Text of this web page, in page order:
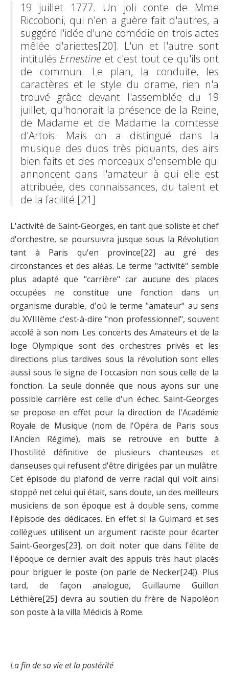
19 juillet 1777. Un joli conte de Mme
Riccoboni, qui n'en a guère fait d'autres, a
suggéré l'idée d'une comédie en trois actes
mêlée d'ariettes[20]. L'un et l'autre sont
intitulés Ernestine et c'est tout ce qu'ils ont
de commun. Le plan, la conduite, les
caractères et le style du drame, rien n'a
trouvé grâce devant l'assemblée du 19
juillet, qu'honorait la présence de la Reine,
de Madame et de Madame la comtesse
d'Artois. Mais on a distingué dans la
musique des duos très piquants, des airs
bien faits et des morceaux d'ensemble qui
annoncent dans l'amateur à qui elle est
attribuée, des connaissances, du talent et
de la facilité.[21]
L'activité de Saint-Georges, en tant que soliste et chef
d'orchestre, se poursuivra jusque sous la Révolution
tant à Paris qu'en province[22] au gré des
circonstances et des aléas. Le terme "activité" semble
plus adapté que "carrière" car aucune des places
occupées ne constitue une fonction dans un
organisme durable, d'où le terme "amateur" au sens
du XVIIIème c'est-à-dire "non professionnel", souvent
accolé à son nom. Les concerts des Amateurs et de la
loge Olympique sont des orchestres privés et les
directions plus tardives sous la révolution sont elles
aussi sous le signe de l'occasion non sous celle de la
fonction. La seule donnée que nous ayons sur une
possible carrière est celle d'un échec. Saint-Georges
se propose en effet pour la direction de l'Académie
Royale de Musique (nom de l'Opéra de Paris sous
l'Ancien Régime), mais se retrouve en butte à
l'hostilité définitive de plusieurs chanteuses et
danseuses qui refusent d'être dirigées par un mulâtre.
Cet épisode du plafond de verre racial qui voit ainsi
stoppé net celui qui était, sans doute, un des meilleurs
musiciens de son époque est à double sens, comme
l'épisode des dédicaces. En effet si la Guimard et ses
collègues utilisent un argument raciste pour écarter
Saint-Georges[23], on doit noter que dans l'élite de
l'époque ce dernier avait des appuis très haut placés
pour briguer le poste (on parle de Necker[24]). Plus
tard, de façon analogue, Guillaume Guillon
Léthière[25] devra au soutien du frère de Napoléon
son poste à la villa Médicis à Rome.
La fin de sa vie et la postérité